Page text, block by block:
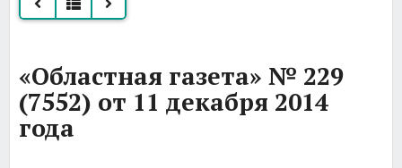
номера
за
«Областная газета» № 229
(7552) от 11 декабря 2014
года